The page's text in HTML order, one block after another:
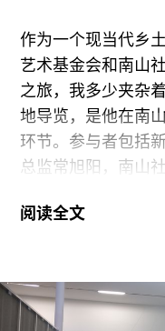
关系、作者与观者
们”、“你们”、“他
其假装大家都在共
两天的论坛也的确
开。
作为一个现当代乡
艺术基金会和南山
之旅，我多少夹杂
地导览，是他在南
环节。参与者包括
总监常旭阳，南山
术学院人文学院副
法，梁硕“在展厅的
一半的工作在野外
阅读全文